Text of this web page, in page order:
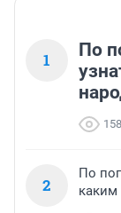
1
По
2
По
каким